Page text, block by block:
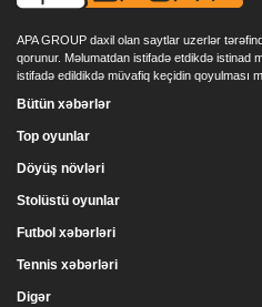
APA GROUP daxil olan saytlar uzerlər
qorunur. Məlumatdan istifadə etdikdə istinad
istifadə edildikdə müvafiq keçidin qoyulması
Bütün xəbərlər
Top oyunlar
Döyüş növləri
Stolüstü oyunlar
Futbol xəbərləri
Tennis xəbərləri
Digər